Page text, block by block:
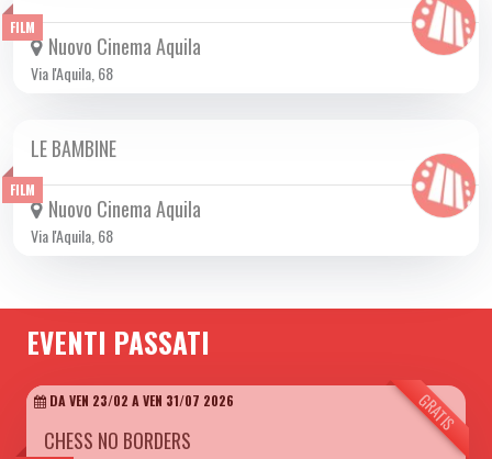
FILM
Nuovo Cinema Aquila
Via l'Aquila, 68
FILM
DA GIO 11/06 A MER 01/07 2026
LE BAMBINE
Nuovo Cinema Aquila
Via l'Aquila, 68
EVENTI PASSATI
GRATIS
DA VEN 23/02 A VEN 31/07 2026
CHESS NO BORDERS